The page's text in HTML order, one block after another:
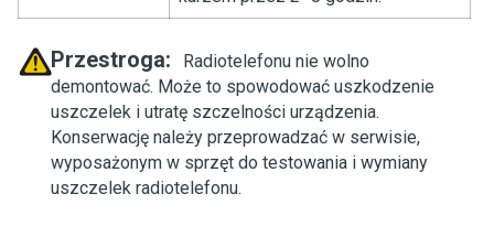
Przestroga:
Radiotelefonu nie wolno
demontować. Może to spowodować uszkodzenie
uszczelek i utratę szczelności urządzenia.
Konserwację należy przeprowadzać w serwisie,
wyposażonym w sprzęt do testowania i wymiany
uszczelek radiotelefonu.